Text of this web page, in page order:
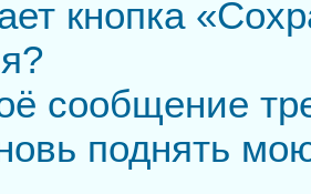
кнопка
сообщение
поднять